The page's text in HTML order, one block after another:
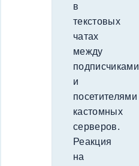
в
текстовых
чатах
между
подписчиками
и
посетителями
кастомных
серверов.
Реакция
на